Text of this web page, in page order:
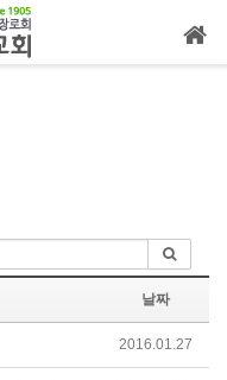
날짜
2016.01.27